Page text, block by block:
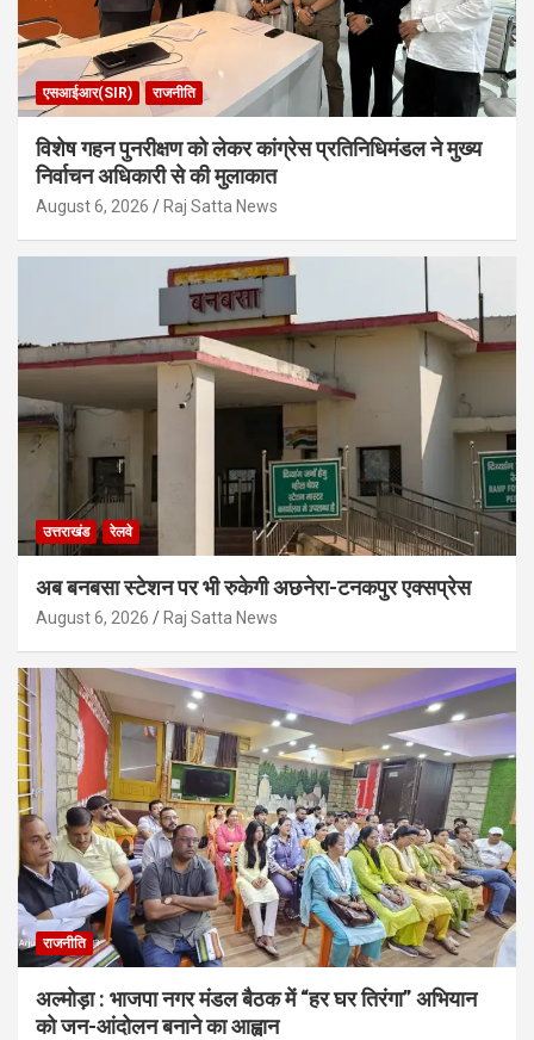
एसआईआर(SIR) राजनीति
विशेष गहन पुनरीक्षण को लेकर कांग्रेस प्रतिनिधिमंडल ने मुख्य
निर्वाचन अधिकारी से की मुलाकात
August 6, 2026 Raj Satta News
उत्तराखंड रेलवे
अब बनबसा स्टेशन पर भी रुकेगी अछनेरा-टनकपुर एक्सप्रेस
August 6, 2026 Raj Satta News
राजनीति
अल्मोड़ा : भाजपा नगर मंडल बैठक में “हर घर तिरंगा” अभियान
को जन-आंदोलन बनाने का आह्वान